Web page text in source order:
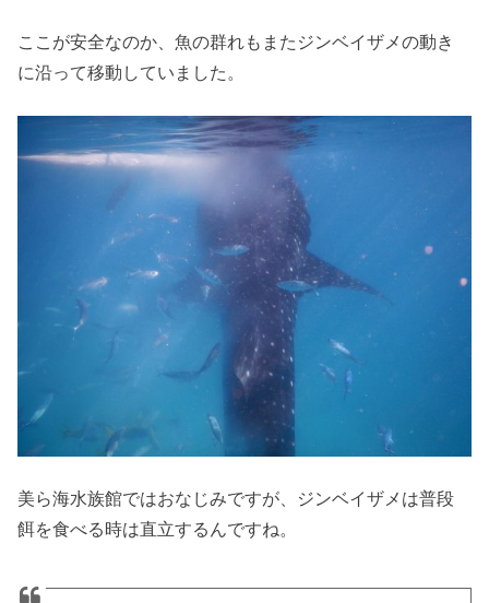
ここが安全なのか、魚の群れもまたジンベイザメの動き
に沿って移動していました。
美ら海水族館ではおなじみですが、ジンベイザメは普段
餌を食べる時は直立するんですね。